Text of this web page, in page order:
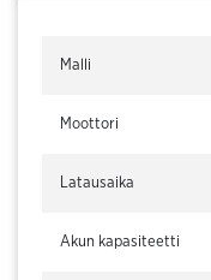
Malli
Moottori
Latausaika
Akun kapasiteetti